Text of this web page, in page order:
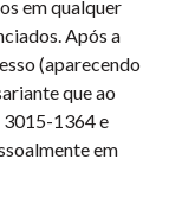
em qualquer
Após a
(aparecendo
que ao
3015-1364 e
em